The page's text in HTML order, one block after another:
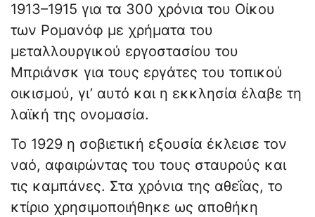
1913–1915 για τα 300 χρόνια του Οίκου
των Ρομανόφ με χρήματα του
μεταλλουργικού εργοστασίου του
Μπριάνσκ για τους εργάτες του τοπικού
οικισμού, γι’ αυτό και η εκκλησία έλαβε τη
λαϊκή της ονομασία.
Το 1929 η σοβιετική εξουσία έκλεισε τον
ναό, αφαιρώντας του τους σταυρούς και
τις καμπάνες. Στα χρόνια της αθεΐας, το
κτίριο χρησιμοποιήθηκε ως αποθήκη